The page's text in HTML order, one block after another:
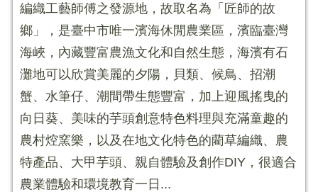
編織工藝師傅之發源地，故取名為「匠師的故
鄉」，是臺中市唯一濱海休閒農業區，濱臨臺灣
海峽，內藏豐富農漁文化和自然生態，海濱有石
灘地可以欣賞美麗的夕陽，貝類、候鳥、招潮
蟹、水筆仔、潮間帶生態豐富，加上迎風搖曳的
向日葵、美味的芋頭創意特色料理與充滿童趣的
農村焢窯樂，以及在地文化特色的藺草編織、農
特產品、大甲芋頭、親自體驗及創作DIY，很適合
農業體驗和環境教育一日...